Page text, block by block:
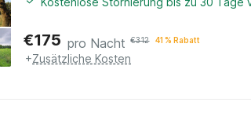
€175 pro Nacht €312 41 % Rabatt
+Zusätzliche Kosten